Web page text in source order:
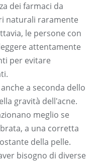
dei farmaci da
naturali raramente
le persone con
attentamente
per evitare
a seconda dello
gravità dell'acne.
meglio se
a una corretta
della pelle.
bisogno di diverse